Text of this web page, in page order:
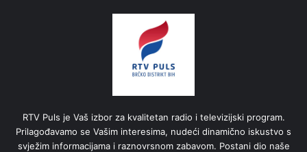
RTV Puls je Vaš izbor za kvalitetan radio i televizijski program.
Prilagođavamo se Vašim interesima, nudeći dinamično iskustvo s
svježim informacijama i raznovrsnom zabavom. Postani dio naše